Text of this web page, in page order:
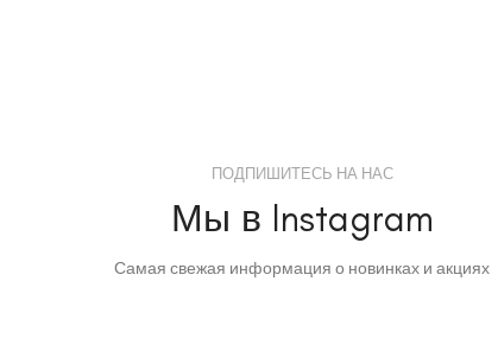
ПОДПИШИТЕСЬ НА НАС
Мы в Instagram
Самая свежая информация о новинках и акциях